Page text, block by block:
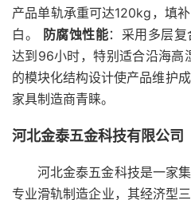
产品单轨承重可达120kg，填
白。
防腐蚀性能：采用多层
达到96小时，特别适合沿海
的模块化结构设计使产品维护
家具制造商青睐。
河北金泰五金科技有限公司
河北金泰五金科技是一家
专业滑轨制造企业，其经济型